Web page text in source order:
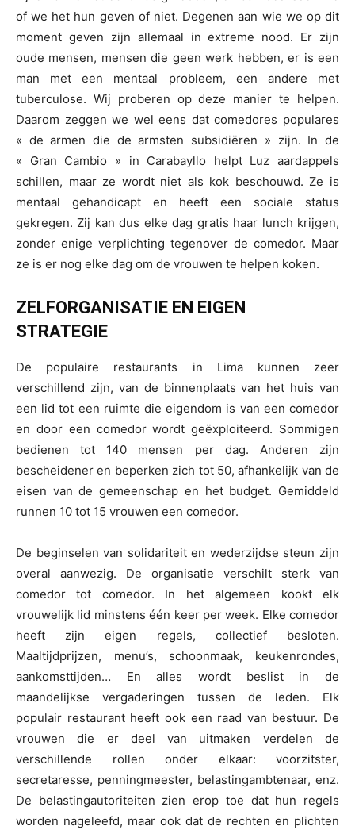
of we het hun geven of niet. Degenen aan wie we op dit
moment geven zijn allemaal in extreme nood. Er zijn
oude mensen, mensen die geen werk hebben, er is een
man met een mentaal probleem, een andere met
tuberculose. Wij proberen op deze manier te helpen.
Daarom zeggen we wel eens dat comedores populares
« de armen die de armsten subsidiëren » zijn. In de
« Gran Cambio » in Carabayllo helpt Luz aardappels
schillen, maar ze wordt niet als kok beschouwd. Ze is
mentaal gehandicapt en heeft een sociale status
gekregen. Zij kan dus elke dag gratis haar lunch krijgen,
zonder enige verplichting tegenover de comedor. Maar
ze is er nog elke dag om de vrouwen te helpen koken.
ZELFORGANISATIE EN EIGEN
STRATEGIE
De populaire restaurants in Lima kunnen zeer
verschillend zijn, van de binnenplaats van het huis van
een lid tot een ruimte die eigendom is van een comedor
en door een comedor wordt geëxploiteerd. Sommigen
bedienen tot 140 mensen per dag. Anderen zijn
bescheidener en beperken zich tot 50, afhankelijk van de
eisen van de gemeenschap en het budget. Gemiddeld
runnen 10 tot 15 vrouwen een comedor.
De beginselen van solidariteit en wederzijdse steun zijn
overal aanwezig. De organisatie verschilt sterk van
comedor tot comedor. In het algemeen kookt elk
vrouwelijk lid minstens één keer per week. Elke comedor
heeft zijn eigen regels, collectief besloten.
Maaltijdprijzen, menu’s, schoonmaak, keukenrondes,
aankomsttijden… En alles wordt beslist in de
maandelijkse vergaderingen tussen de leden. Elk
populair restaurant heeft ook een raad van bestuur. De
vrouwen die er deel van uitmaken verdelen de
verschillende rollen onder elkaar: voorzitster,
secretaresse, penningmeester, belastingambtenaar, enz.
De belastingautoriteiten zien erop toe dat hun regels
worden nageleefd, maar ook dat de rechten en plichten